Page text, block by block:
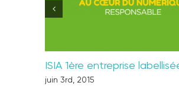
ISIA 1ère entreprise
juin 3rd, 2015